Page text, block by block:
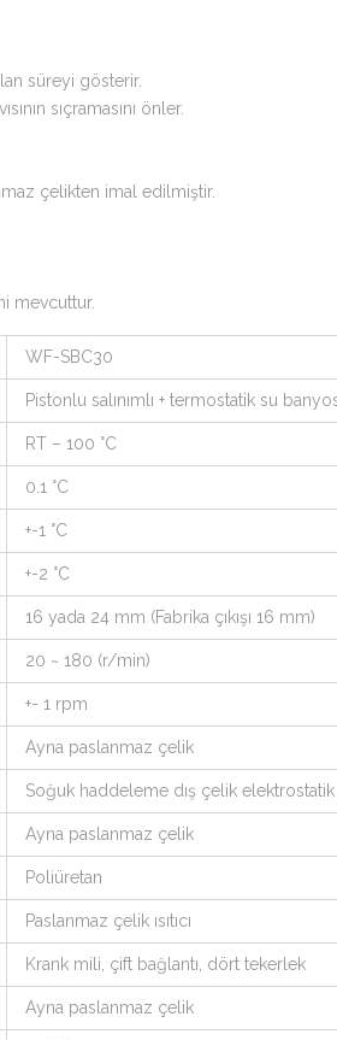
süreyi gösterir.
sıçramasını önler.
çelikten imal edilmiştir.
mevcuttur.
WF-SBC30
Pistonlu salınımlı + termostatik su
RT – 100 °C
0.1 °C
+-1 °C
+-2 °C
16 yada 24 mm (Fabrika çıkışı 16 mm)
20 ~ 180 (r/min)
+- 1 rpm
Ayna paslanmaz çelik
Soğuk haddeleme dış çelik
Ayna paslanmaz çelik
Poliüretan
Paslanmaz çelik ısıtıcı
Krank mili, çift bağlantı, dört tekerlek
Ayna paslanmaz çelik